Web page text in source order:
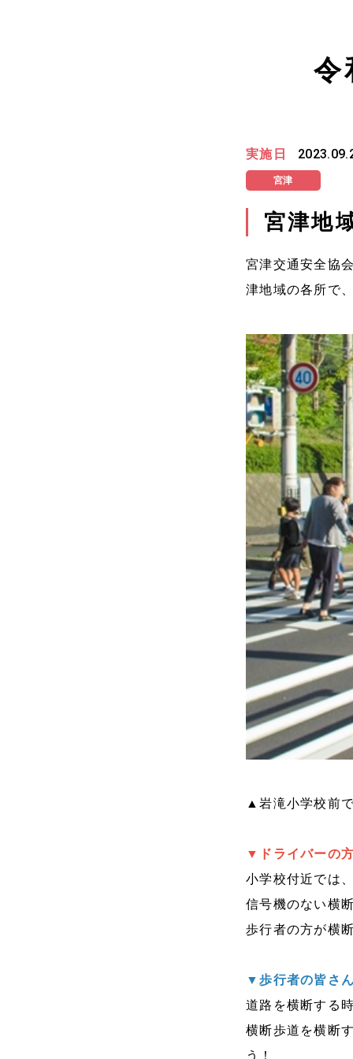
令
実施日
宮津
宮津地
宮津交通安全協
津地域の各所で
▲岩滝小学校前
▼ドライバーの
小学校付近では
信号機のない横
歩行者の方が横
▼歩行者の皆さ
道路を横断する
横断歩道を横断
う！